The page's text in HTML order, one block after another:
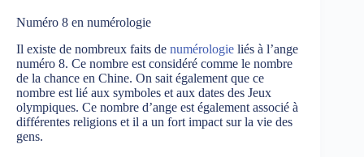
Numéro 8 en numérologie
Il existe de nombreux faits de numérologie liés à l’ange
numéro 8. Ce nombre est considéré comme le nombre
de la chance en Chine. On sait également que ce
nombre est lié aux symboles et aux dates des Jeux
olympiques. Ce nombre d’ange est également associé à
différentes religions et il a un fort impact sur la vie des
gens.